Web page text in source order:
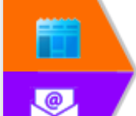
Đắk Lắk ký kết thỏa thuận hợp
chuyển đổi số giai đoạn 2026
với Tập đoàn Bưu chính Viễn
Việt Nam
Thứ trưởng Bộ Y tế làm việc
Đắk Lắk về phát triển nhân lực
cho trạm y tế cấp xã